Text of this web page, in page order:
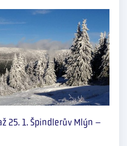
25. 1. Špindlerův Mlýn –